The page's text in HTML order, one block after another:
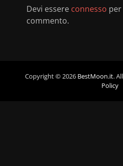
Devi essere connesso
commento.
Copyright © 2026 BestMoon.it.
Policy